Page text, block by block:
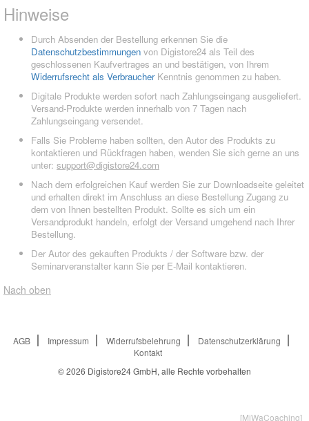
Hinweise
Durch Absenden der Bestellung erkennen Sie die
Datenschutzbestimmungen von Digistore24 als Teil des
geschlossenen Kaufvertrages an und bestätigen, von Ihrem
Widerrufsrecht als VerbraucherKenntnis genommen zu haben.
Digitale Produkte werden sofort nach Zahlungseingang ausgeliefert.
Versand-Produkte werden innerhalb von 7 Tagen nach
Zahlungseingang versendet.
Falls Sie Probleme haben sollten, den Autor des Produkts zu
kontaktieren und Rückfragen haben, wenden Sie sich gerne an uns
unter: support@digistore24.com
Nach dem erfolgreichen Kauf werden Sie zur Downloadseite geleitet
und erhalten direkt im Anschluss an diese Bestellung Zugang zu
dem von Ihnen bestellten Produkt. Sollte es sich um ein
Versandprodukt handeln, erfolgt der Versand umgehend nach Ihrer
Bestellung.
Der Autor des gekauften Produkts / der Software bzw. der
Seminarveranstalter kann Sie per E-Mail kontaktieren.
Nach oben
AGB Impressum Widerrufsbelehrung
Datenschutzerklärung
Kontakt
© 2026 Digistore24 GmbH, alle Rechte vorbehalten
[MiWaCoaching]